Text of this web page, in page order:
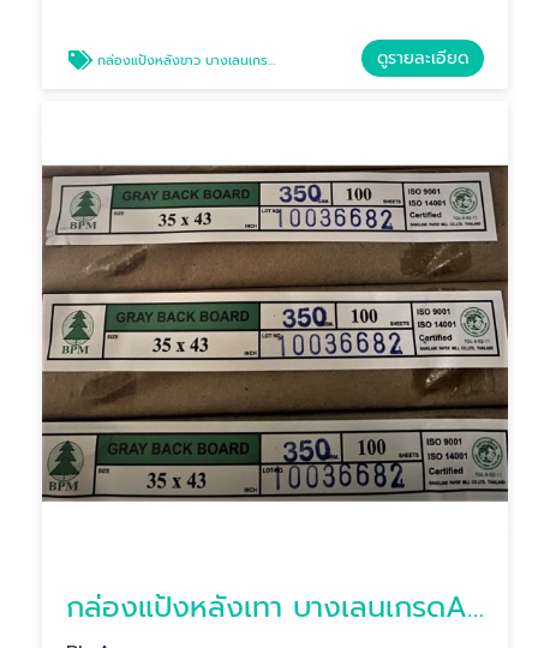
กล่องแป้งหลังขาว บางเลนเกรดA(BL-Aหลังขาว) ดูรายละเอียด
กล่องแป้งหลังเทา บางเลนเกรดA(BL-Aหลังเทา)